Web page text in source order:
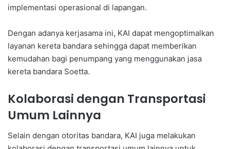
implementasi operasional di lapangan.
Dengan adanya kerjasama ini, KAI dapat mengoptimalkan
layanan kereta bandara sehingga dapat memberikan
kemudahan bagi penumpang yang menggunakan jasa
kereta bandara Soetta.
Kolaborasi dengan Transportasi
Umum Lainnya
Selain dengan otoritas bandara, KAI juga melakukan